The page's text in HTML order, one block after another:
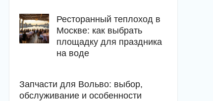
Ресторанный теплоход в
Москве: как выбрать
площадку для праздника
на воде
Запчасти для Вольво: выбор,
обслуживание и особенности